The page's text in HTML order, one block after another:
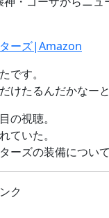
ーズ|Amazon
です。
けたるんだかなー
の視聴。
ていた。
ーズの装備につい
ク